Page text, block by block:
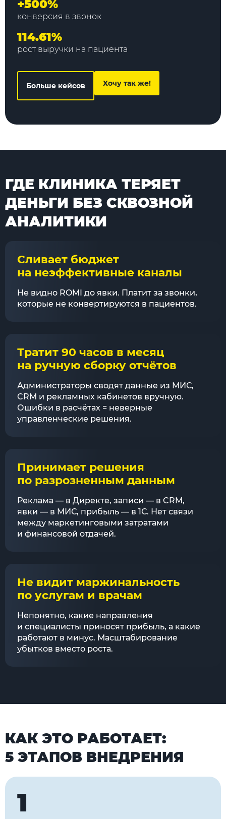
+500%
конверсия в звонок
114.61%
рост выручки на пациента
Больше кейсов Хочу так же!
ГДЕ КЛИНИКА ТЕРЯЕТ
ДЕНЬГИ БЕЗ СКВОЗНОЙ
АНАЛИТИКИ
Сливает бюджет
на неэффективные каналы
Не видно ROMI до явки. Платит за звонки,
которые не конвертируются в пациентов.
Тратит 90 часов в месяц
на ручную сборку отчётов
Администраторы сводят данные из МИС,
CRM и рекламных кабинетов вручную.
Ошибки в расчётах = неверные
управленческие решения.
Принимает решения
по разрозненным данным
Реклама — в Директе, записи — в CRM,
явки — в МИС, прибыль — в 1С. Нет связи
между маркетинговыми затратами
и финансовой отдачей.
Не видит маржинальность
по услугам и врачам
Непонятно, какие направления
и специалисты приносят прибыль, а какие
работают в минус. Масштабирование
убытков вместо роста.
КАК ЭТО РАБОТАЕТ:
5 ЭТАПОВ ВНЕДРЕНИЯ
1